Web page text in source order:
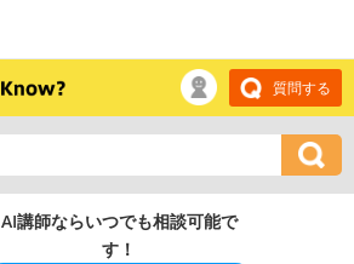
質問する
AI講師ならいつでも相談可能で
す！